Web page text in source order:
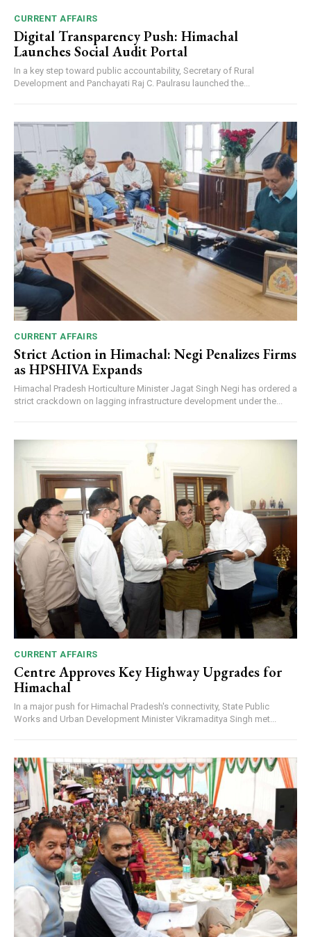
CURRENT AFFAIRS
Digital Transparency Push: Himachal
Launches Social Audit Portal
In a key step toward public accountability, Secretary of Rural
Development and Panchayati Raj C. Paulrasu launched the...
CURRENT AFFAIRS
Strict Action in Himachal: Negi Penalizes Firms
as HPSHIVA Expands
Himachal Pradesh Horticulture Minister Jagat Singh Negi has ordered a
strict crackdown on lagging infrastructure development under the...
CURRENT AFFAIRS
Centre Approves Key Highway Upgrades for
Himachal
In a major push for Himachal Pradesh's connectivity, State Public
Works and Urban Development Minister Vikramaditya Singh met...